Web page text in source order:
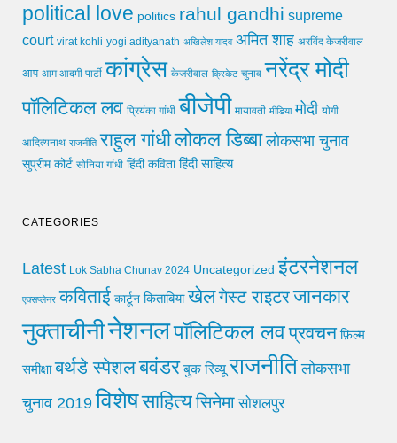
political love politics rahul gandhi supreme
court virat kohli yogi adityanath अखिलेश यादव अमित शाह अरविंद केजरीवाल
आप आम आदमी पार्टी कांग्रेस केजरीवाल क्रिकेट चुनाव नरेंद्र मोदी
पॉलिटिकल लव प्रियंका गांधी बीजेपी मायावती मीडिया मोदी योगी
आदित्यनाथ राजनीति राहुल गांधीलोकल डिब्बा लोकसभा चुनाव
सुप्रीम कोर्ट सोनिया गांधी हिंदी कविता हिंदी साहित्य
CATEGORIES
Latest Lok Sabha Chunav 2024 Uncategorized इंटरनेशनल
एक्सप्लेनर कविताई कार्टून किताबिया खेलगेस्ट राइटरजानकार
नुक्ताचीनीनेशनलपॉलिटिकल लवप्रवचन फ़िल्म
समीक्षा बर्थडे स्पेशलबवंडर बुक रिव्यू राजनीति लोकसभा
चुनाव 2019 विशेषसाहित्यसिनेमा सोशलपुर